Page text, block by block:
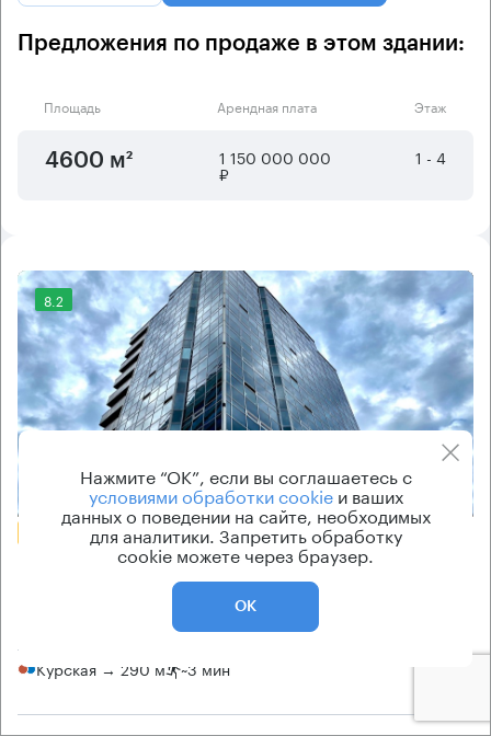
Предложения по продаже в этом здании:
Площадь Арендная плата Этаж
4600 м² 1 150 000 000
₽
1 - 4
8.2
Еще 1 фото
БЕЗ КОМИССИИ
Бизнес-центр
Москва, Путейский тупик, 6
Курская → 290 м ~3 мин
Нажмите “ОК”, если вы соглашаетесь с
условиями обработки cookieи ваших
данных о поведении на сайте, необходимых
для аналитики. Запретить обработку
cookie можете через браузер.
ОК